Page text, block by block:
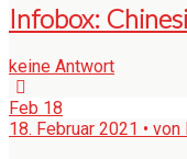
Infobox:
keine Antwort
Feb 18
18. Februar 2021 •